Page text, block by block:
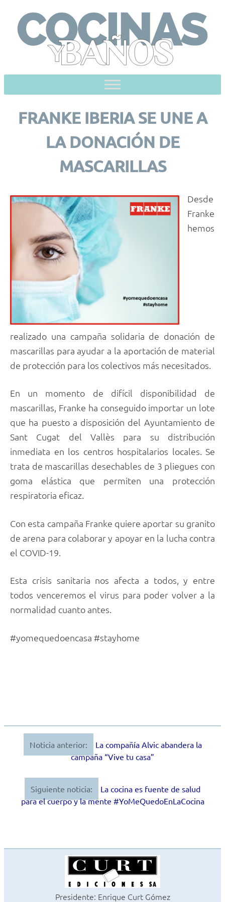
content
FRANKE IBERIA SE UNE A
LA DONACIÓN DE
MASCARILLAS
Desde
Franke
hemos
realizado una campaña solidaria de donación de
mascarillas para ayudar a la aportación de material
de protección para los colectivos más necesitados.
En un momento de difícil disponibilidad de
mascarillas, Franke ha conseguido importar un lote
que ha puesto a disposición del Ayuntamiento de
Sant Cugat del Vallès para su distribución
inmediata en los centros hospitalarios locales. Se
trata de mascarillas desechables de 3 pliegues con
goma elástica que permiten una protección
respiratoria eficaz.
Con esta campaña Franke quiere aportar su granito
de arena para colaborar y apoyar en la lucha contra
el COVID-19.
Esta crisis sanitaria nos afecta a todos, y entre
todos venceremos el virus para poder volver a la
normalidad cuanto antes.
#yomequedoencasa #stayhome
Navegación
entradas
Noticia anterior:
La compañía Alvic abandera la
campaña “Vive tu casa”
Siguiente noticia:
La cocina es fuente de salud
para el cuerpo y la mente #YoMeQuedoEnLaCocina
Presidente: Enrique Curt Gómez